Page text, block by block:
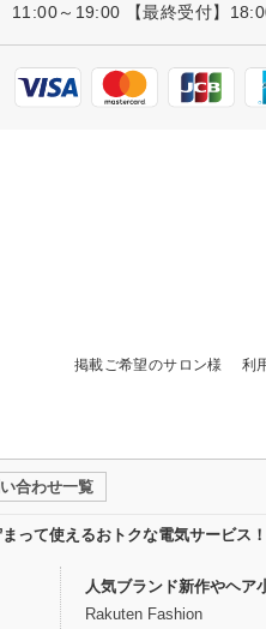
11:00～19:00 【最終受付】
掲載ご希望のサロン様 利
合わせ一覧
って使えるおトクな電気サービス！
人気ブランド新作やヘア
Rakuten Fashion